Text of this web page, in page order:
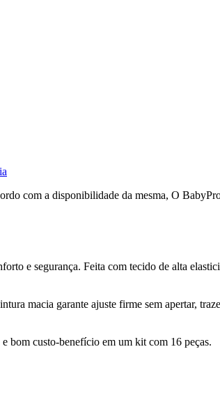
com a disponibilidade da mesma, O
e segurança. Feita com tecido de alta
macia garante ajuste firme sem apertar,
bom custo-benefício em um kit com 16 peças.